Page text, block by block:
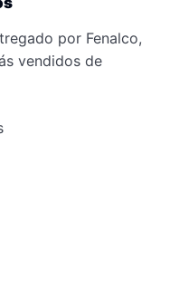
por Fenalco,
vendidos de